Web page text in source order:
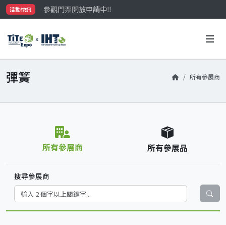
活動快訊
參觀門票開放申請中‼️
最大規模台灣五金展TiTE x IHT，2026/10/20-22與您在
彈簧 所有參展商
所有參展商 所有參展品
搜尋參展商